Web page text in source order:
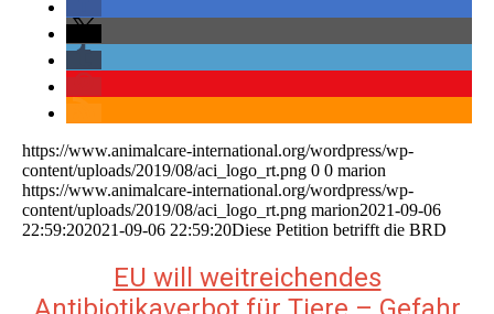
https://www.animalcare-international.org/wordpress/wp-
content/uploads/2019/08/aci_logo_rt.png 0 0 marion
https://www.animalcare-international.org/wordpress/wp-
content/uploads/2019/08/aci_logo_rt.png marion2021-09-06
22:59:202021-09-06 22:59:20Diese Petition betrifft die BRD
EU will weitreichendes